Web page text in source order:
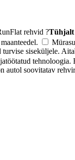
rehvid ?Tühjalt
siseküljele.
tehnoloogia.
autol soovitatav